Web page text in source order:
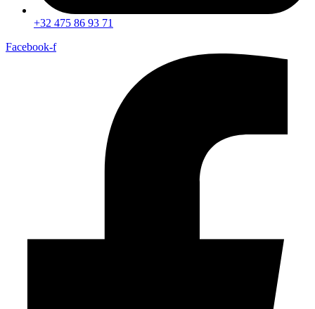
+32 475 86 93 71
Facebook-f